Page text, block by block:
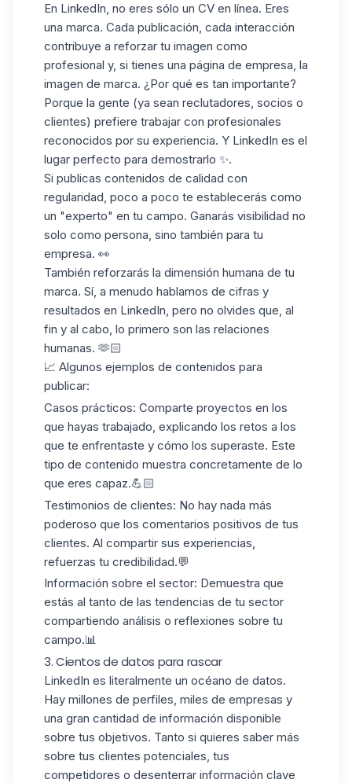
En LinkedIn, no eres sólo un CV en línea. Eres
una marca. Cada publicación, cada interacción
contribuye a reforzar tu imagen como
profesional y, si tienes una página de empresa, la
imagen de marca. ¿Por qué es tan importante?
Porque la gente (ya sean reclutadores, socios o
clientes) prefiere trabajar con profesionales
reconocidos por su experiencia. Y LinkedIn es el
lugar perfecto para demostrarlo ✨.
Si publicas contenidos de calidad con
regularidad, poco a poco te establecerás como
un "experto" en tu campo. Ganarás visibilidad no
solo como persona, sino también para tu
empresa. 👀
También reforzarás la dimensión humana de tu
marca. Sí, a menudo hablamos de cifras y
resultados en LinkedIn, pero no olvides que, al
fin y al cabo, lo primero son las relaciones
humanas. 🫶🏻
📈 Algunos ejemplos de contenidos para
publicar:
Casos prácticos: Comparte proyectos en los
que hayas trabajado, explicando los retos a los
que te enfrentaste y cómo los superaste. Este
tipo de contenido muestra concretamente de lo
que eres capaz.💪🏻
Testimonios de clientes: No hay nada más
poderoso que los comentarios positivos de tus
clientes. Al compartir sus experiencias,
refuerzas tu credibilidad.💬
Información sobre el sector: Demuestra que
estás al tanto de las tendencias de tu sector
compartiendo análisis o reflexiones sobre tu
campo.📊
3. Cientos de datos para rascar
LinkedIn es literalmente un océano de datos.
Hay millones de perfiles, miles de empresas y
una gran cantidad de información disponible
sobre tus objetivos. Tanto si quieres saber más
sobre tus clientes potenciales, tus
competidores o desenterrar información clave